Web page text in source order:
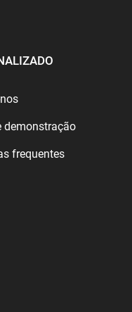
demonstração
frequentes